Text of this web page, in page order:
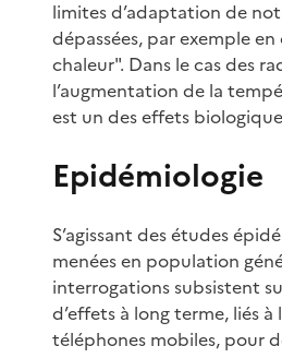
limites d’adaptation de
dépassées, par exemple
chaleur". Dans le cas des
l’augmentation de la
est un des effets
Epidémiologie
S’agissant des études
menées en population
interrogations subsistent
d’effets à long terme, liés
téléphones mobiles, pour